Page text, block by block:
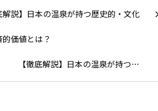
【徹底解説】日本の温泉が持つ…